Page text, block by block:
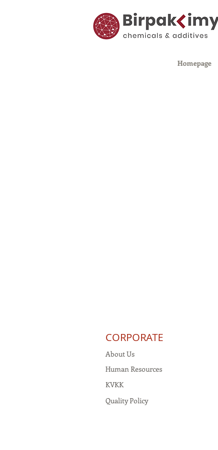
Homepage
CORPORATE
About Us
Human Resources
KVKK
Quality Policy